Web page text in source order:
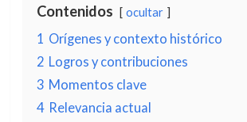
Contenidos ocultar
1 Orígenes y contexto histórico
2 Logros y contribuciones
3 Momentos clave
4 Relevancia actual